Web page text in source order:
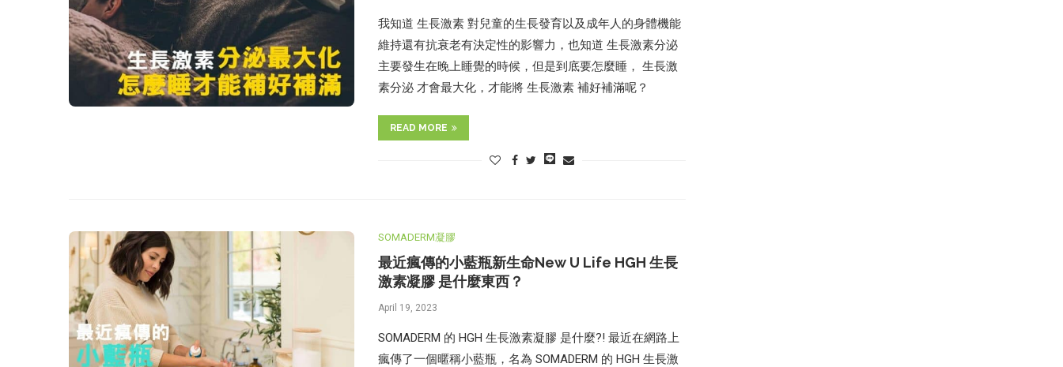
我知道 生長激素 對兒童的生長發育以及成年人的身體機能
維持還有抗衰老有決定性的影響力，也知道 生長激素分泌
主要發生在晚上睡覺的時候，但是到底要怎麼睡， 生長激
素分泌 才會最大化，才能將 生長激素 補好補滿呢？
READ MORE
SOMADERM凝膠
最近瘋傳的小藍瓶新生命New U Life HGH 生長
激素凝膠 是什麼東西？
April 19, 2023
SOMADERM 的 HGH 生長激素凝膠 是什麼?! 最近在網路上
瘋傳了一個暱稱小藍瓶，名為 SOMADERM 的 HGH 生長激